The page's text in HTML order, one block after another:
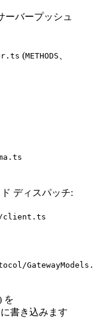
ーバープッシュ
(METHODS
ディスパッチ:
client.ts
を
に書き込みます